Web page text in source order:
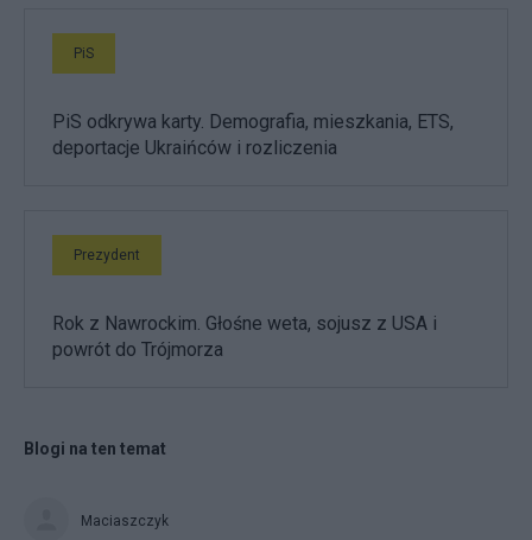
PiS
PiS odkrywa karty. Demografia, mieszkania, ETS,
deportacje Ukraińców i rozliczenia
Prezydent
Rok z Nawrockim. Głośne weta, sojusz z USA i
powrót do Trójmorza
Blogi na ten temat
Maciaszczyk